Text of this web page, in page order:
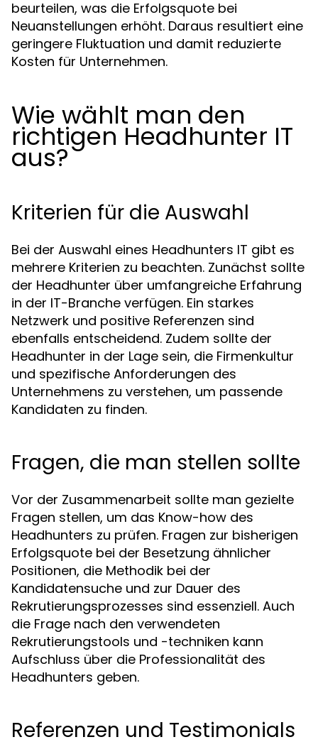
beurteilen, was die Erfolgsquote bei
Neuanstellungen erhöht. Daraus resultiert eine
geringere Fluktuation und damit reduzierte
Kosten für Unternehmen.
Wie wählt man den
richtigen Headhunter IT
aus?
Kriterien für die Auswahl
Bei der Auswahl eines Headhunters IT gibt es
mehrere Kriterien zu beachten. Zunächst sollte
der Headhunter über umfangreiche Erfahrung
in der IT-Branche verfügen. Ein starkes
Netzwerk und positive Referenzen sind
ebenfalls entscheidend. Zudem sollte der
Headhunter in der Lage sein, die Firmenkultur
und spezifische Anforderungen des
Unternehmens zu verstehen, um passende
Kandidaten zu finden.
Fragen, die man stellen sollte
Vor der Zusammenarbeit sollte man gezielte
Fragen stellen, um das Know-how des
Headhunters zu prüfen. Fragen zur bisherigen
Erfolgsquote bei der Besetzung ähnlicher
Positionen, die Methodik bei der
Kandidatensuche und zur Dauer des
Rekrutierungsprozesses sind essenziell. Auch
die Frage nach den verwendeten
Rekrutierungstools und -techniken kann
Aufschluss über die Professionalität des
Headhunters geben.
Referenzen und Testimonials